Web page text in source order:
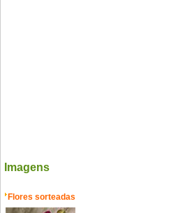
Imagens
Flores sorteadas